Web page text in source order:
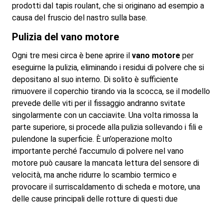
prodotti dal tapis roulant, che si originano ad esempio a
causa del fruscio del nastro sulla base.
Pulizia del vano motore
Ogni tre mesi circa è bene aprire il vano motore per
eseguirne la pulizia, eliminando i residui di polvere che si
depositano al suo interno. Di solito è sufficiente
rimuovere il coperchio tirando via la scocca, se il modello
prevede delle viti per il fissaggio andranno svitate
singolarmente con un cacciavite. Una volta rimossa la
parte superiore, si procede alla pulizia sollevando i fili e
pulendone la superficie. È un’operazione molto
importante perché l’accumulo di polvere nel vano
motore può causare la mancata lettura del sensore di
velocità, ma anche ridurre lo scambio termico e
provocare il surriscaldamento di scheda e motore, una
delle cause principali delle rotture di questi due